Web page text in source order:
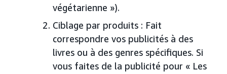
végétarienne »).
Ciblage par produits : Fait
correspondre vos publicités à des
livres ou à des genres spécifiques. Si
vous faites de la publicité pour « Les